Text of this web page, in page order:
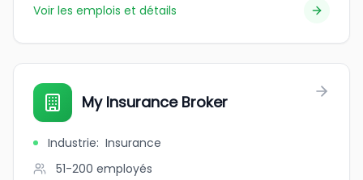
Voir les emplois et détails
My Insurance Broker
Industrie: Insurance
51-200 employés